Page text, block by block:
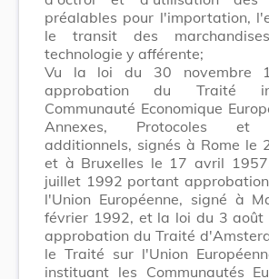
préalables pour l'importation,
le transit des
technologie y afférente;
Vu la loi du 30 novembre
approbation du Traité
Communauté Economique
Annexes, Protocoles et
additionnels, signés à Rome le
et à Bruxelles le 17 avril
juillet 1992 portant
l'Union Européenne, signé à
février 1992, et la loi du 3
approbation du Traité
le Traité sur l'Union
instituant les Communautés